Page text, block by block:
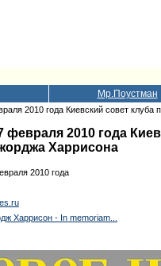
Мр.Поустман
2010 года Киевский совет
февраля 2010 года
Харрисона
2010 года
Харрисон - In memoriam...